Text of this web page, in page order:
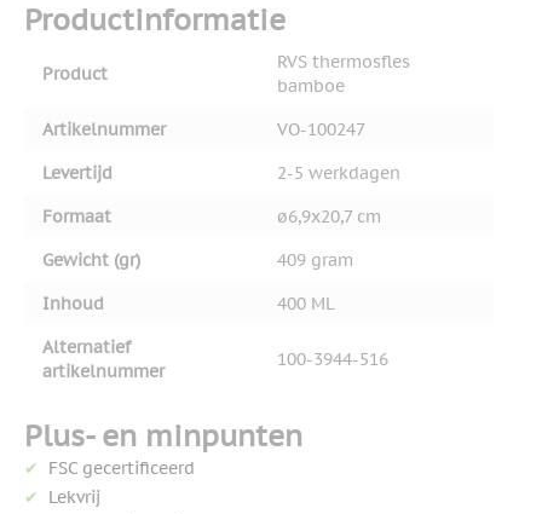
Productinformatie
Product
RVS thermosfles
bamboe
Artikelnummer
VO-100247
Levertijd
2-5 werkdagen
Formaat
ø6,9x20,7 cm
Gewicht (gr)
409 gram
Inhoud
400 ML
Alternatief
artikelnummer
100-3944-516
Plus- en minpunten
FSC gecertificeerd
Lekvrij